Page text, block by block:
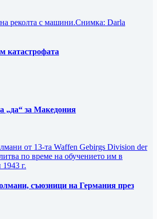
катастрофата
„да“ за Македония
съюзници на Германия през